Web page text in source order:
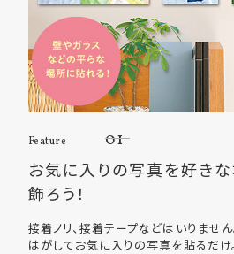
Feature 01
お気に入りの写真を好き
飾ろう！
接着ノリ、接着テープなどはいりません
はがしてお気に入りの写真を貼るだけ